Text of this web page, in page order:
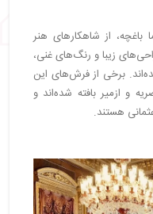
از شاهکارهای هنر
زیبا و رنگ‌های غنی،
برخی از فرش‌های این
و ازمیر بافته شده‌اند و
هستند.